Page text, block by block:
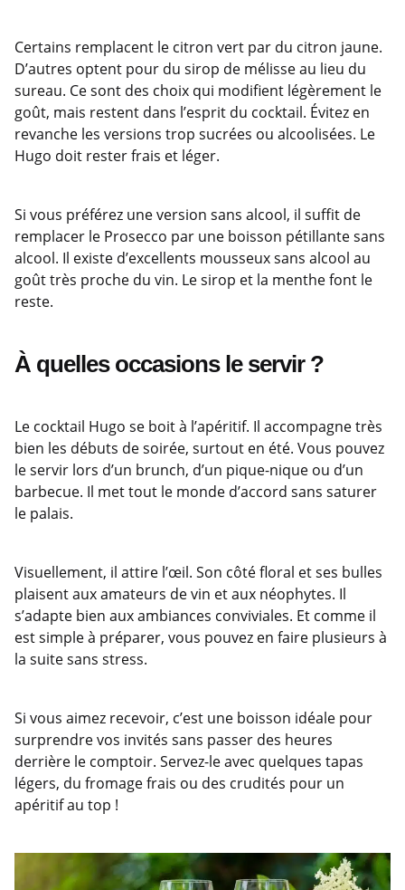
Certains remplacent le citron vert par du citron jaune.
D’autres optent pour du sirop de mélisse au lieu du
sureau. Ce sont des choix qui modifient légèrement le
goût, mais restent dans l’esprit du cocktail. Évitez en
revanche les versions trop sucrées ou alcoolisées. Le
Hugo doit rester frais et léger.
Si vous préférez une version sans alcool, il suffit de
remplacer le Prosecco par une boisson pétillante sans
alcool. Il existe d’excellents mousseux sans alcool au
goût très proche du vin. Le sirop et la menthe font le
reste.
À quelles occasions le servir ?
Le cocktail Hugo se boit à l’apéritif. Il accompagne très
bien les débuts de soirée, surtout en été. Vous pouvez
le servir lors d’un brunch, d’un pique-nique ou d’un
barbecue. Il met tout le monde d’accord sans saturer
le palais.
Visuellement, il attire l’œil. Son côté floral et ses bulles
plaisent aux amateurs de vin et aux néophytes. Il
s’adapte bien aux ambiances conviviales. Et comme il
est simple à préparer, vous pouvez en faire plusieurs à
la suite sans stress.
Si vous aimez recevoir, c’est une boisson idéale pour
surprendre vos invités sans passer des heures
derrière le comptoir. Servez-le avec quelques tapas
légers, du fromage frais ou des crudités pour un
apéritif au top !